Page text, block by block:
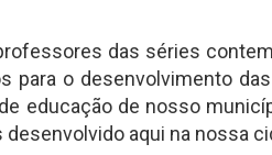
das séries
para o desenvolvimento
educação de nosso
aqui na nossa